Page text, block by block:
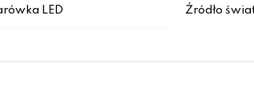
LED Źródło